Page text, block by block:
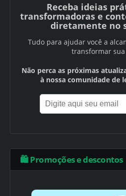
Receba ideias
transformadoras e
diretamente no
Tudo para ajudar você a
transformar
Não perca as próximas
à nossa comunidade de
🛍️ Promoções e descontos